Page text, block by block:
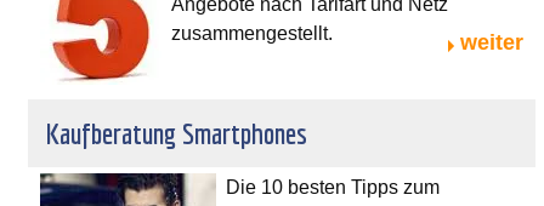
zusammengestellt.
weiter
Kaufberatung Smartphones
Die 10 besten Tipps zum